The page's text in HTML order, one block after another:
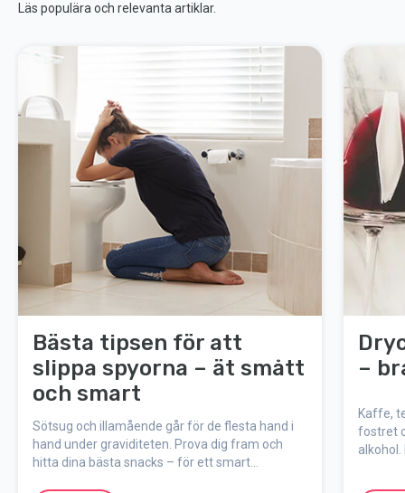
Läs populära och relevanta artiklar.
Bästa tipsen för att
slippa spyorna – ät smått
och smart
Sötsug och illamående går för de flesta hand i
hand under graviditeten. Prova dig fram och
hitta dina bästa snacks – för ett smart
–
Kaffe,
fostret
läsa